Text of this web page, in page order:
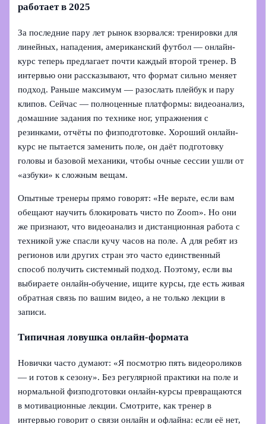
работает в 2025
За последние пару лет рынок взорвался: тренировки для
линейных, нападения, американский футбол — онлайн-
курс теперь предлагает почти каждый второй тренер. В
интервью они рассказывают, что формат сильно меняет
подход. Раньше максимум — разослать плейбук и пару
клипов. Сейчас — полноценные платформы: видеоанализ,
домашние задания по технике ног, упражнения с
резинками, отчёты по физподготовке. Хороший онлайн-
курс не пытается заменить поле, он даёт подготовку
головы и базовой механики, чтобы очные сессии ушли от
«азбуки» к сложным вещам.
Опытные тренеры прямо говорят: «Не верьте, если вам
обещают научить блокировать чисто по Zoom». Но они
же признают, что видеоанализ и дистанционная работа с
техникой уже спасли кучу часов на поле. А для ребят из
регионов или других стран это часто единственный
способ получить системный подход. Поэтому, если вы
выбираете онлайн-обучение, ищите курсы, где есть живая
обратная связь по вашим видео, а не только лекции в
записи.
Типичная ловушка онлайн-формата
Новички часто думают: «Я посмотрю пять видеороликов
— и готов к сезону». Без регулярной практики на поле и
нормальной физподготовки онлайн-курсы превращаются
в мотивационные лекции. Смотрите, как тренер в
интервью говорит о связи онлайн и офлайна: если её нет,